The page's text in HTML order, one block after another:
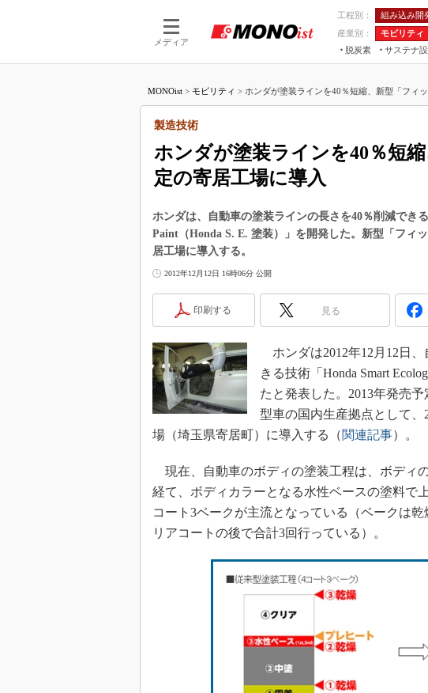
メディア
工程別： 組み込み開
産業別：
モビリティ
脱炭素
サステナ
つながる工場AI×設備保全
MONOist > モビリティ > ホンダが塗装ラインを40％短縮、新型「フィッ
ホンダが塗装ラインを40％短
定の寄居工場に導入
製造技術
ホンダは、自動車の塗装ラインの長さを40％削減でき
Paint（Honda S. E. 塗装）」を開発した。新型「フィ
居工場に導入する。
2012年12月12日 16時06分 公開
印刷する 見る
ホンダは2012年12月12日
きる技術「Honda Smart
たと発表した。2013年発売
型車の国内生産拠点として、
場（埼玉県寄居町）に導入する（関連記事）。
現在、自動車のボディの塗装工程は、ボディ
経て、ボディカラーとなる水性ベースの塗料で
コート3ベークが主流となっている（ベークは
リアコートの後で合計3回行っている）。